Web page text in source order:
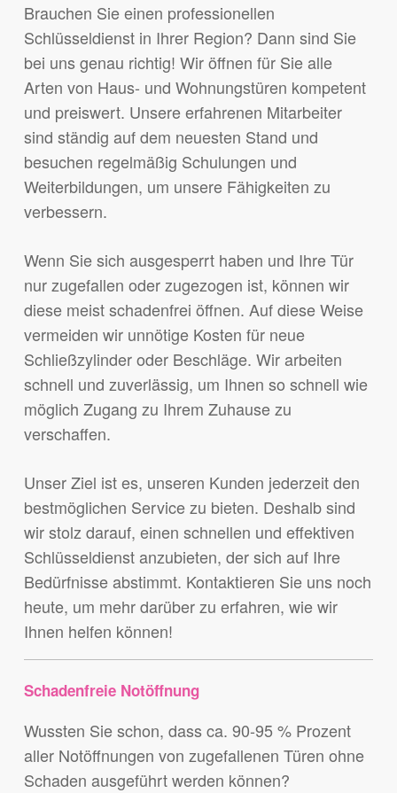
Brauchen Sie einen professionellen
Schlüsseldienst in Ihrer Region? Dann sind Sie
bei uns genau richtig! Wir öffnen für Sie alle
Arten von Haus- und Wohnungstüren kompetent
und preiswert. Unsere erfahrenen Mitarbeiter
sind ständig auf dem neuesten Stand und
besuchen regelmäßig Schulungen und
Weiterbildungen, um unsere Fähigkeiten zu
verbessern.
Wenn Sie sich ausgesperrt haben und Ihre Tür
nur zugefallen oder zugezogen ist, können wir
diese meist schadenfrei öffnen. Auf diese Weise
vermeiden wir unnötige Kosten für neue
Schließzylinder oder Beschläge. Wir arbeiten
schnell und zuverlässig, um Ihnen so schnell wie
möglich Zugang zu Ihrem Zuhause zu
verschaffen.
Unser Ziel ist es, unseren Kunden jederzeit den
bestmöglichen Service zu bieten. Deshalb sind
wir stolz darauf, einen schnellen und effektiven
Schlüsseldienst anzubieten, der sich auf Ihre
Bedürfnisse abstimmt. Kontaktieren Sie uns noch
heute, um mehr darüber zu erfahren, wie wir
Ihnen helfen können!
Schadenfreie Notöffnung
Wussten Sie schon, dass ca. 90-95 % Prozent
aller Notöffnungen von zugefallenen Türen ohne
Schaden ausgeführt werden können?